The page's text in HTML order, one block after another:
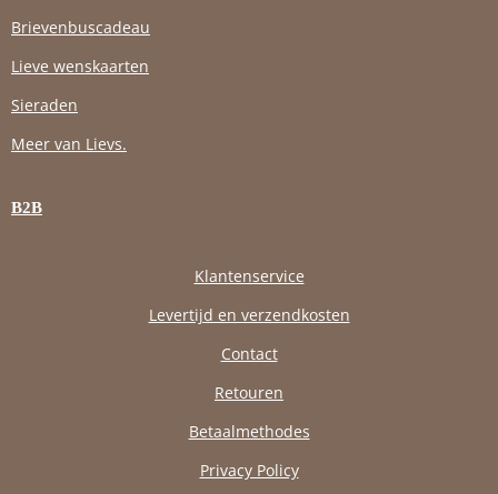
Brievenbuscadeau
Lieve wenskaarten
Sieraden
Meer van Lievs.
B2B
Klantenservice
Levertijd en verzendkosten
Contact
Retouren
Betaalmethodes
Privacy Policy